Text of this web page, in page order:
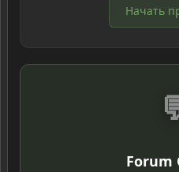
Начать
Forum